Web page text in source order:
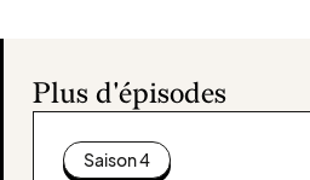
Plus d'épisodes
Saison 4